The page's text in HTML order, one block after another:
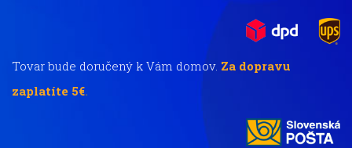
Tovar bude doručený k Vám domov. Za dopravu
zaplatíte 5€.